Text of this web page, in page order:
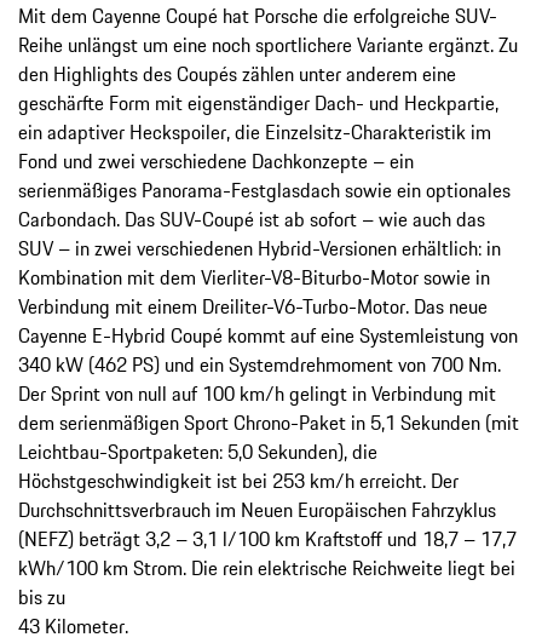
Mit dem Cayenne Coupé hat Porsche die erfolgreiche SUV-
Reihe unlängst um eine noch sportlichere Variante ergänzt. Zu
den Highlights des Coupés zählen unter anderem eine
geschärfte Form mit eigenständiger Dach- und Heckpartie,
ein adaptiver Heckspoiler, die Einzelsitz-Charakteristik im
Fond und zwei verschiedene Dachkonzepte – ein
serienmäßiges Panorama-Festglasdach sowie ein optionales
Carbondach. Das SUV-Coupé ist ab sofort – wie auch das
SUV – in zwei verschiedenen Hybrid-Versionen erhältlich: in
Kombination mit dem Vierliter-V8-Biturbo-Motor sowie in
Verbindung mit einem Dreiliter-V6-Turbo-Motor. Das neue
Cayenne E-Hybrid Coupé kommt auf eine Systemleistung von
340 kW (462 PS) und ein Systemdrehmoment von 700 Nm.
Der Sprint von null auf 100 km/h gelingt in Verbindung mit
dem serienmäßigen Sport Chrono-Paket in 5,1 Sekunden (mit
Leichtbau-Sportpaketen: 5,0 Sekunden), die
Höchstgeschwindigkeit ist bei 253 km/h erreicht. Der
Durchschnittsverbrauch im Neuen Europäischen Fahrzyklus
(NEFZ) beträgt 3,2 – 3,1 l/100 km Kraftstoff und 18,7 – 17,7
kWh/100 km Strom. Die rein elektrische Reichweite liegt bei
bis zu
43 Kilometer.